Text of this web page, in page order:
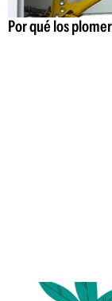
Por qué los